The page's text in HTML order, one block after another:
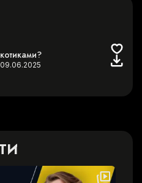
09.06.2025